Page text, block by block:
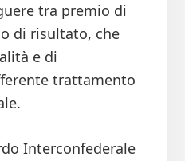
tra premio di
di risultato, che
e di
trattamento
Interconfederale